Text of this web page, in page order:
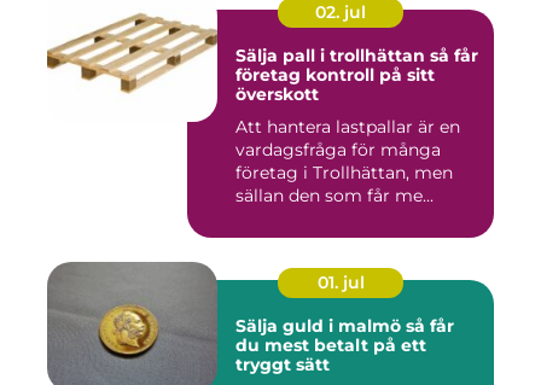
02. jul
Sälja pall i trollhättan så får
företag kontroll på sitt
överskott
Att hantera lastpallar är en
vardagsfråga för många
företag i Trollhättan, men
sällan den som får me...
01. jul
Sälja guld i malmö så får
du mest betalt på ett
tryggt sätt